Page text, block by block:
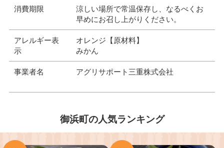
消費期限
涼しい場所で常温保存し、なるべくお
早めにお召し上がりください。
アレルギー表
示
オレンジ【原材料】
みかん
事業者名 アグリサポート三重株式会社
御浜町の人気ランキング